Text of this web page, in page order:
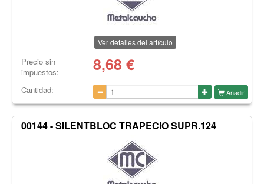
Ver detalles del artículo
Precio sin
impuestos:
8,68 €
Cantidad: Añadir
00144 - SILENTBLOC TRAPECIO SUPR.124